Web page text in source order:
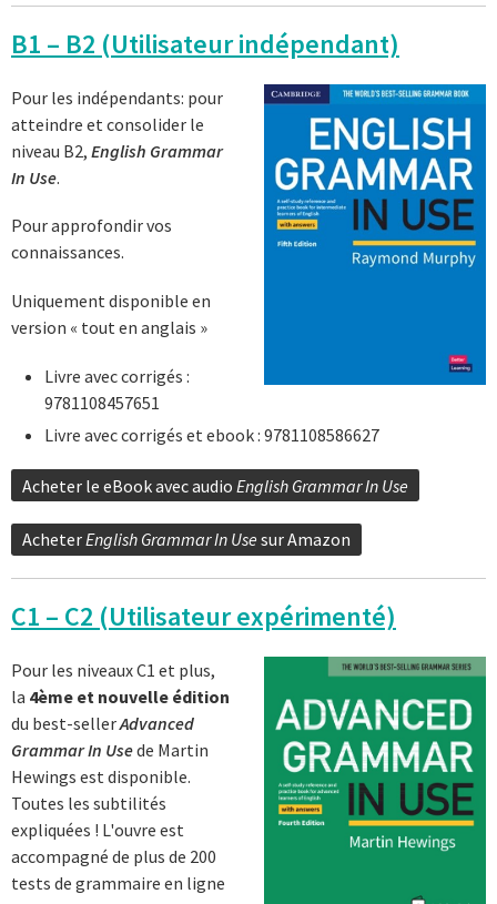
B1 – B2 (Utilisateur indépendant)
Pour les indépendants: pour
atteindre et consolider le
niveau B2, English Grammar
In Use.
Pour approfondir vos
connaissances.
Uniquement disponible en
version « tout en anglais »
Livre avec corrigés :
9781108457651
Livre avec corrigés et ebook : 9781108586627
Acheter le eBook avec audio English Grammar In Use
AcheterEnglish Grammar In Use sur Amazon
C1 – C2 (Utilisateur expérimenté)
Pour les niveaux C1 et plus,
la 4ème et nouvelle édition
du best-sellerAdvanced
Grammar In Usede Martin
Hewings est disponible.
Toutes les subtilités
expliquées ! L'ouvre est
accompagné de plus de 200
tests de grammaire en ligne